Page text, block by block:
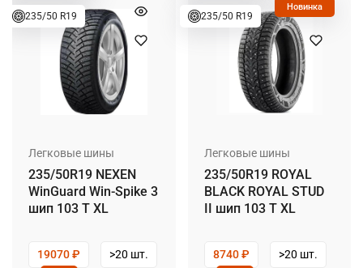
235/50 R19
Легковые шины
235/50R19 NEXEN
WinGuard Win-Spike 3
шип 103 T XL
19070₽ >20 шт.
Новинка
235/50 R19
Легковые шины
235/50R19 ROYAL
BLACK ROYAL STUD
II шип 103 T XL
8740₽ >20 шт.